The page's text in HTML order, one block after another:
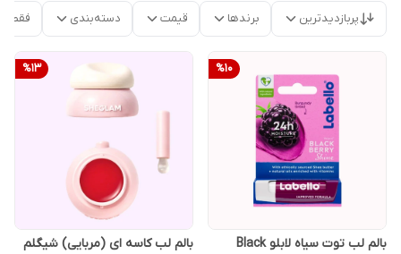
پربازدیدترین برندها قیمت دسته‌بندی فقط
%10
بالم لب توت سیاه لابلو Black
%13
بالم لب کاسه ای (مربایی) شیگلم